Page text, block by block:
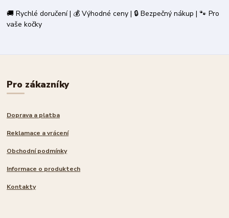
🚚 Rychlé doručení | 💰 Výhodné ceny | 🔒 Bezpečný nákup | 🐾 Pro
vaše kočky
Pro zákazníky
Doprava a platba
Reklamace a vrácení
Obchodní podmínky
Informace o produktech
Kontakty